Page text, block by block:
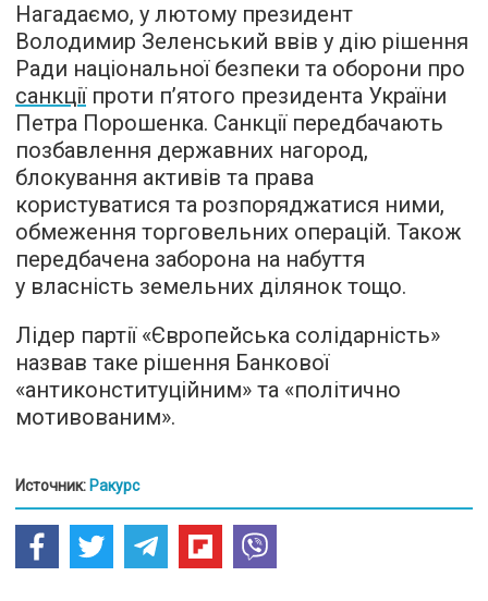
Нагадаємо, у лютому президент
Володимир Зеленський ввів у дію рішення
Ради національної безпеки та оборони про
санкціїпроти п’ятого президента України
Петра Порошенка. Санкції передбачають
позбавлення державних нагород,
блокування активів та права
користуватися та розпоряджатися ними,
обмеження торговельних операцій. Також
передбачена заборона на набуття
у власність земельних ділянок тощо.
Лідер партії «Європейська солідарність»
назвав таке рішення Банкової
«антиконституційним» та «політично
мотивованим».
Источник: Ракурс